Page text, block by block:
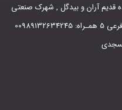
قدیم آران و بیدگل , شهرک صنعتی
سلیمان صباحی , انتهای بلوار یک , بعد از فرعی 5 همـراه: 00989132634245